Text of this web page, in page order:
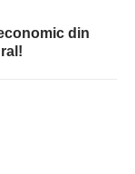
din